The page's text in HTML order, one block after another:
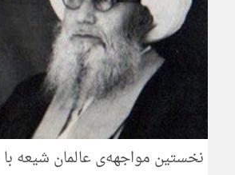
نخستین مواجهه‌ی عالمان شیعه